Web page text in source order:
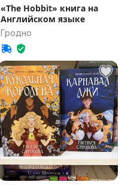
«The Hobbit» книга на
Английском языке
Гродно